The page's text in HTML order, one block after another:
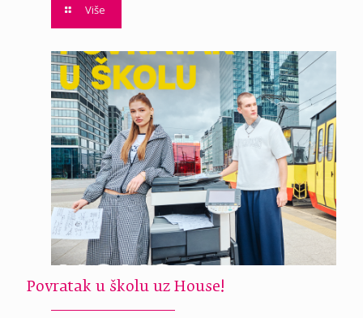
Više
Povratak u školu uz House!